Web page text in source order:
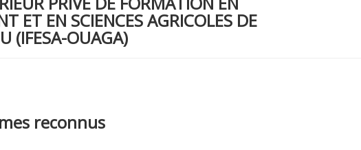
ET EN SCIENCES AGRICOLES DE
(IFESA-OUAGA)
reconnus